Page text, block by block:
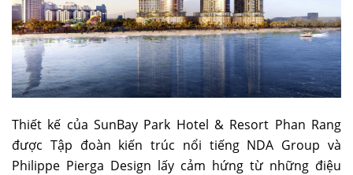
Thiết kế của SunBay Park Hotel & Resort Phan Rang
được Tập đoàn kiến trúc nổi tiếng NDA Group và
Philippe Pierga Design lấy cảm hứng từ những điệu